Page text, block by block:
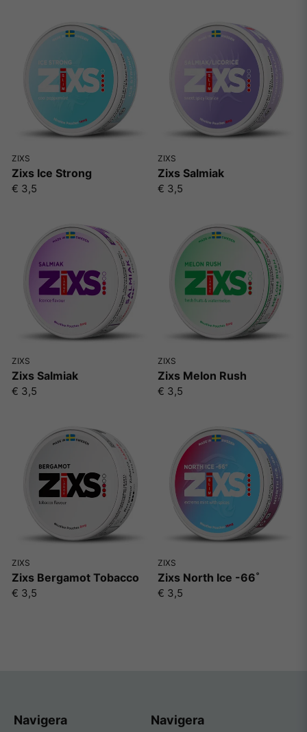
ZIXS
Zixs Ice Strong
€ 3,5
ZIXS
Zixs Salmiak
€ 3,5
ZIXS
Zixs Salmiak
€ 3,5
ZIXS
Zixs Melon Rush
€ 3,5
ZIXS
Zixs Bergamot Tobacco
€ 3,5
ZIXS
Zixs North Ice -66˚
€ 3,5
Navigera Navigera